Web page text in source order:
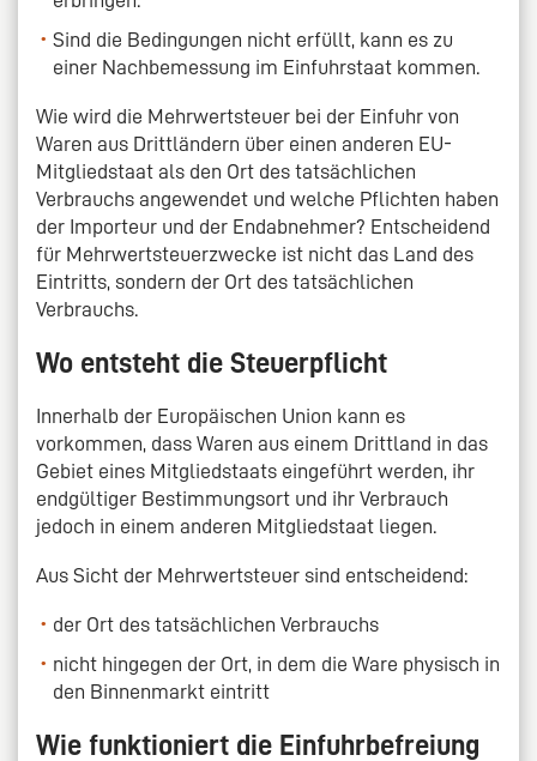
Sind die Bedingungen nicht erfüllt, kann es zu
einer Nachbemessung im Einfuhrstaat kommen.
Wie wird die Mehrwertsteuer bei der Einfuhr von
Waren aus Drittländern über einen anderen EU-
Mitgliedstaat als den Ort des tatsächlichen
Verbrauchs angewendet und welche Pflichten haben
der Importeur und der Endabnehmer? Entscheidend
für Mehrwertsteuerzwecke ist nicht das Land des
Eintritts, sondern der Ort des tatsächlichen
Verbrauchs.
Wo entsteht die Steuerpflicht
Innerhalb der Europäischen Union kann es
vorkommen, dass Waren aus einem Drittland in das
Gebiet eines Mitgliedstaats eingeführt werden, ihr
endgültiger Bestimmungsort und ihr Verbrauch
jedoch in einem anderen Mitgliedstaat liegen.
Aus Sicht der Mehrwertsteuer sind entscheidend:
der Ort des tatsächlichen Verbrauchs
nicht hingegen der Ort, in dem die Ware physisch in
den Binnenmarkt eintritt
Wie funktioniert die Einfuhrbefreiung